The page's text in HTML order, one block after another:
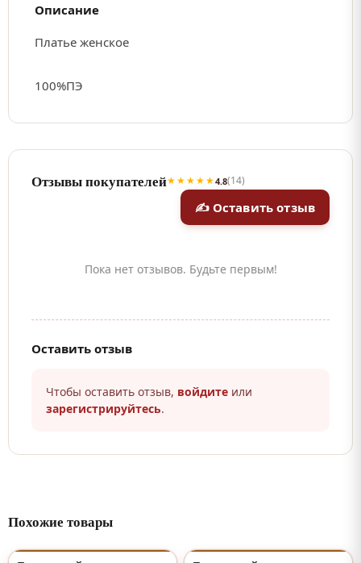
Описание
Платье женское
100%ПЭ
Отзывы покупателей★★★★★4.8(14)
✍ Оставить отзыв
Пока нет отзывов. Будьте первым!
Оставить отзыв
Чтобы оставить отзыв, войдите или
зарегистрируйтесь.
Похожие товары